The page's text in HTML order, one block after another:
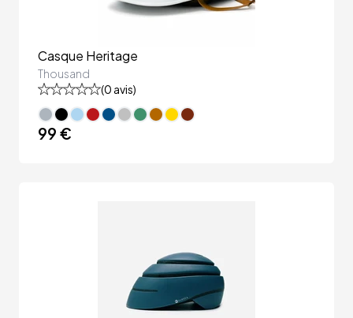
Casque Heritage
Thousand
(0 avis)
99 €